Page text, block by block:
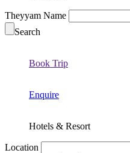
Theyyam Name
Search
Book Trip
Enquire
Hotels & Resort
Location